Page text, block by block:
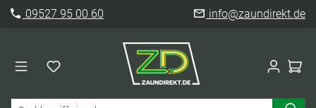
09527 95 00 60 info@zaundirekt.de